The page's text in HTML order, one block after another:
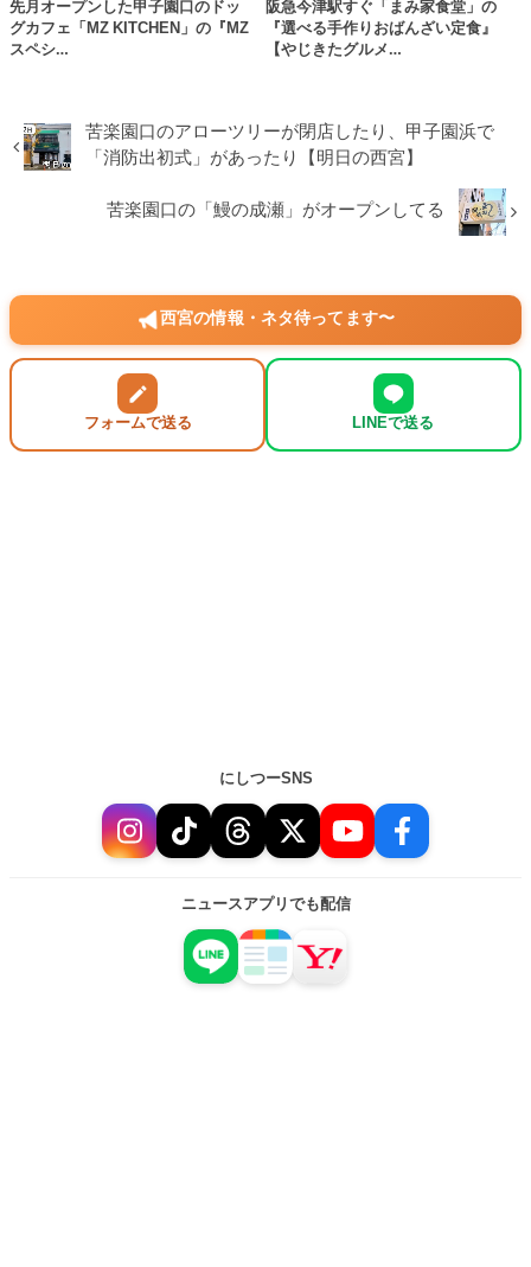
先月オープンした甲子園口のドッ
グカフェ「MZ KITCHEN」の『MZ
スペシ…
阪急今津駅すぐ「まみ家食堂」の
『選べる手作りおばんざい定食』
【やじきたグルメ…
苦楽園口のアローツリーが閉店したり、甲子園浜で
「消防出初式」があったり【明日の西宮】
苦楽園口の「鰻の成瀬」がオープンしてる
西宮の情報・ネタ待ってます〜
フォームで送る LINEで送る
にしつーSNS
ニュースアプリでも配信